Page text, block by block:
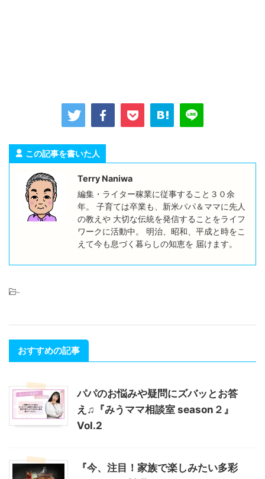
この記事を書いた人
Terry Naniwa
編集・ライター稼業に従事すること３０余
年。 子育ては卒業も、新米パパ＆ママに先人
の教えや 大切な伝統を発信することをライフ
ワークに活動中。 明治、昭和、平成と時をこ
えて今も息づく暮らしの知恵を 届けます。
-
おすすめの記事
パパのお悩みや疑問にズバッとお答
え♫『みうママ相談室 season２』
Vol.2
『今、注目！家族で楽しみたい多彩